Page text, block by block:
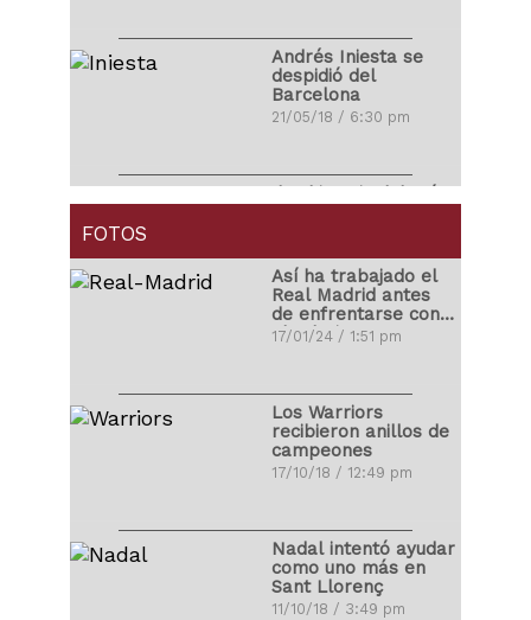
Andrés Iniesta se
despidió del
Barcelona
21/05/18 / 6:30 pm
Ibrahimovic debutó
Carlos Correa
propuso matrimonio
Ronald Vargas se
fracturó la tibia y el
Miguel Cabrera
FOTOS
Así ha trabajado el
Real Madrid antes
de enfrentarse con
el Atleti
17/01/24 / 1:51 pm
Los Warriors
recibieron anillos de
campeones
17/10/18 / 12:49 pm
Nadal intentó ayudar
como uno más en
Sant Llorenç
11/10/18 / 3:49 pm